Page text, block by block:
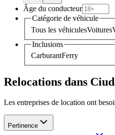
Âge du conducteur
Catégorie de véhicule
Tous les véhiculesVoitures
Inclusions
CarburantFerry
Relocations dans
Les entreprises de location ont
Pertinence